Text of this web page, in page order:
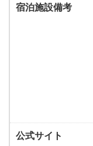
宿泊施設備考
公式サイト